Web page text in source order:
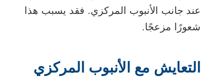
عند جانب الأنبوب المركزي. فقد يسبب هذا
شعورًا مزعجًا.
التعايش مع الأنبوب المركزي